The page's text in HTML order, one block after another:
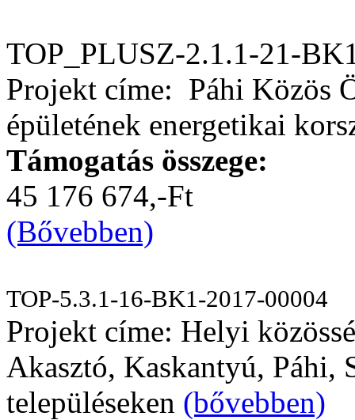
TOP_PLUSZ-2.1.1-21-
Projekt címe: Páhi Közös
épületének energetikai
Támogatás összege:
45 176 674,-Ft
(Bővebben)
TOP-5.3.1-16-BK1-2017-00004
Projekt címe: Helyi
Akasztó, Kaskantyú, Páhi,
településeken (bővebben)